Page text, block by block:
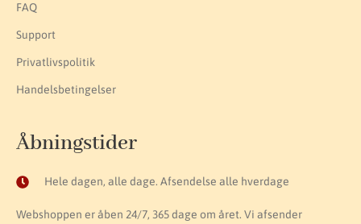
FAQ
Support
Privatlivspolitik
Handelsbetingelser
Åbningstider
Hele dagen, alle dage. Afsendelse alle hverdage
Webshoppen er åben 24/7, 365 dage om året. Vi afsender